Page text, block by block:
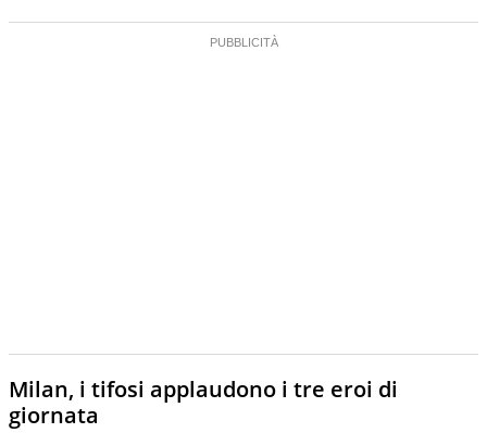
Milan, i tifosi applaudono i tre eroi di
giornata